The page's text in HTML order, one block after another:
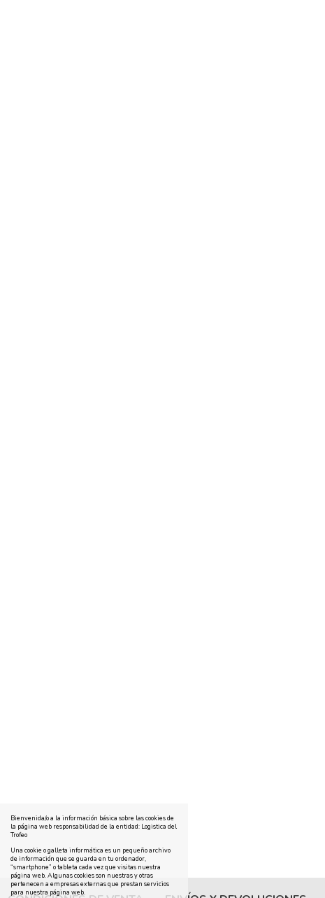
Bienvenida/o a la información básica sobre las cookies de
la página web responsabilidad de la entidad: Logistica del
Trofeo
Una cookie o galleta informática es un pequeño archivo
de información que se guarda en tu ordenador,
“smartphone” o tableta cada vez que visitas nuestra
página web. Algunas cookies son nuestras y otras
pertenecen a empresas externas que prestan servicios
para nuestra página web.